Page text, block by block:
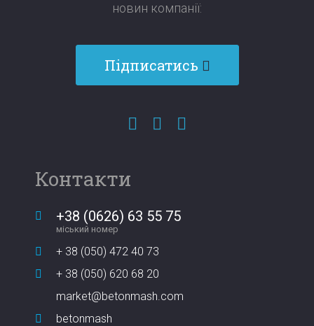
новин компанії:​​​​​​​
Підписатись
Контакти
+38 (0626) 63 55 75
міський номер
+ 38 (050) 472 40 73
+ 38 (050) 620 68 20
market@betonmash.com
betonmash